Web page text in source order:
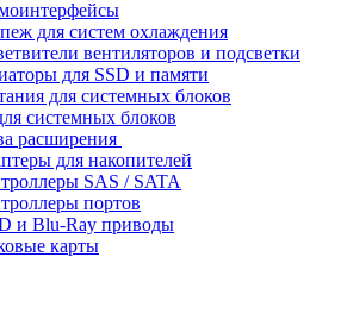
для систем охлаждения
вентиляторов и подсветки
для SSD и памяти
для системных блоков
системных блоков
расширения
для накопителей
SAS / SATA
портов
и Blu-Ray приводы
карты